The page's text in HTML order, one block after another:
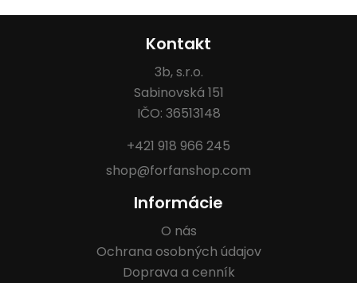
Kontakt
3b, s.r.o.
Sabinovská 151
IČO: 36513148
+421 918 966 245
shop@forfanshop.com
Informácie
O nás
Ochrana osobných údajov
Doprava a cenník